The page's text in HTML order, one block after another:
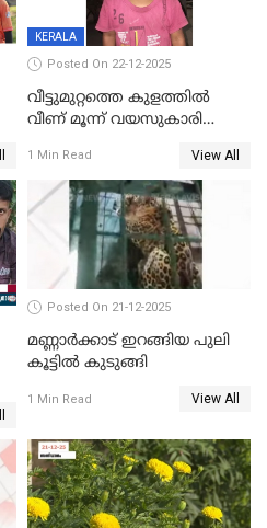
KERALA
Posted On 22-12-2025
വീട്ടുമുറ്റത്തെ കുളത്തിൽ
വീണ് മൂന്ന് വയസുകാരി
1 Min Read View All
Posted On 21-12-2025
മണ്ണാർക്കാട് ഇറങ്ങിയ പുലി
കൂട്ടിൽ കുടുങ്ങി
1 Min Read View All